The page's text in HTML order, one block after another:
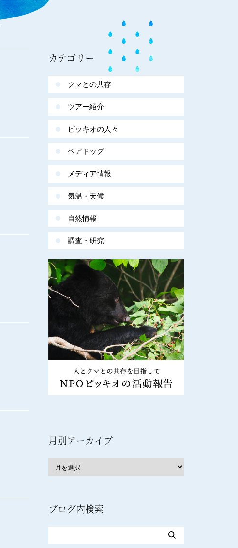
カテゴリー
クマとの共存
ツアー紹介
ピッキオの人々
ベアドッグ
メディア情報
気温・天候
自然情報
調査・研究
月別アーカイブ
ブログ内検索